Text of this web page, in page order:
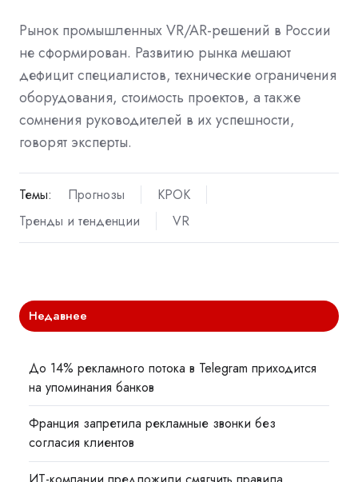
Рынок промышленных VR/AR-решений в России
не сформирован. Развитию рынка мешают
дефицит специалистов, технические ограничения
оборудования, стоимость проектов, а также
сомнения руководителей в их успешности,
говорят эксперты.
Темы: Прогнозы
КРОК
Тренды и тенденции
VR
Недавнее
До 14% рекламного потока в Telegram приходится
на упоминания банков
Франция запретила рекламные звонки без
согласия клиентов